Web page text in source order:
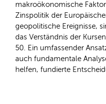
makroökonomische
Zinspolitik der
geopolitische Ereignisse,
das Verständnis der
50. Ein umfassender
auch fundamentale
helfen, fundierte